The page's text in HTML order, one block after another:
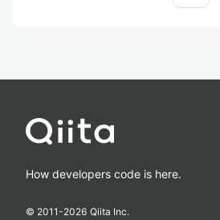
How developers code is here.
© 2011-2026 Qiita Inc.